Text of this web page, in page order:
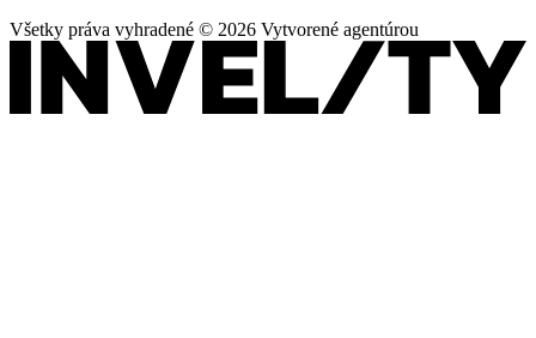
Všetky práva vyhradené © 2026 Vytvorené agentúrou